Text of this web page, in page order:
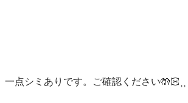
一点シミありです。ご確認ください🤲🏻⸒⸒